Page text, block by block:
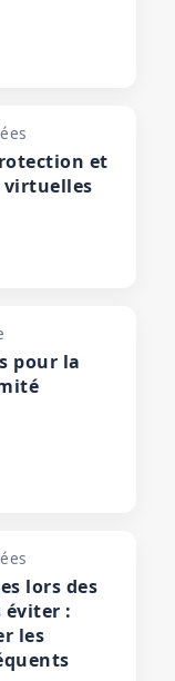
et
virtuelles
pour la
lors des
éviter :
les